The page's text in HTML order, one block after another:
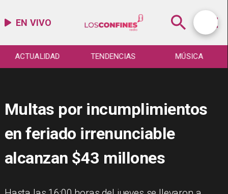
EN VIVO
ACTUALIDAD TENDENCIAS MÚSICA
Multas por incumplimientos
en feriado irrenunciable
alcanzan $43 millones